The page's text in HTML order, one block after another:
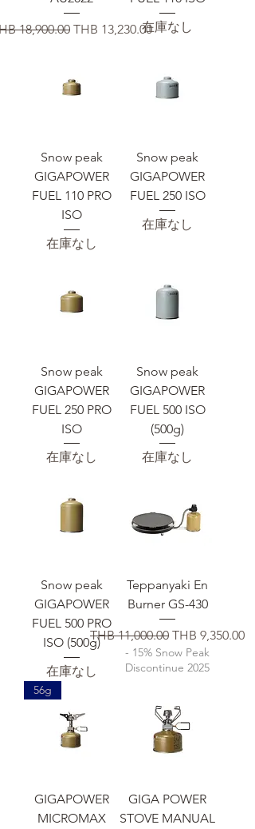
常価格
18,900.00 セール価格
THB 13,230.00在庫なし
Snow peak
GIGAPOWER
FUEL 110 PRO
ISO
在庫なし
Snow peak
GIGAPOWER
FUEL 250 ISO
在庫なし
Snow peak
GIGAPOWER
FUEL 250 PRO
ISO
在庫なし
Snow peak
GIGAPOWER
FUEL 500 ISO
(500g)
在庫なし
Snow peak
GIGAPOWER
FUEL 500 PRO
ISO (500g)
在庫なし
Teppanyaki En
Burner GS-430
通常価格
THB 11,000.00 セール価格
THB 9,350.00
- 15% Snow Peak
Discontinue 2025
56g
GIGAPOWER
MICROMAX
GIGA POWER
STOVE MANUAL